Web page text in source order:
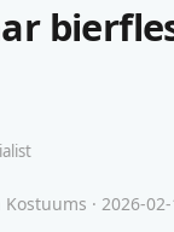
· 2026-